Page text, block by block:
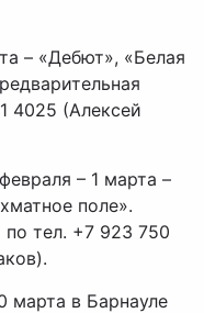
– «Дебют», «Белая
4025 (Алексей
– 1 марта –
поле».
по тел. +7 923 750
марта в Барнауле